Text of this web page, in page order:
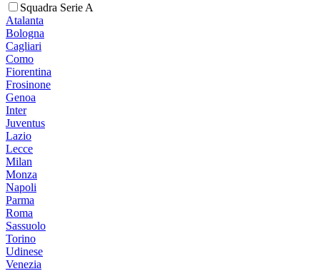
Squadra Serie A
Atalanta
Bologna
Cagliari
Como
Fiorentina
Frosinone
Genoa
Inter
Juventus
Lazio
Lecce
Milan
Monza
Napoli
Parma
Roma
Sassuolo
Torino
Udinese
Venezia